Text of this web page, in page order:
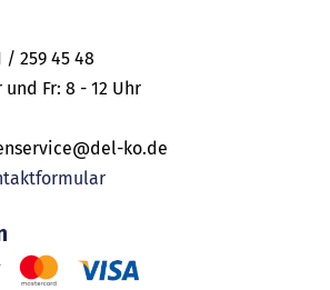
/ 259 45 48
und Fr: 8 - 12 Uhr
ko.de